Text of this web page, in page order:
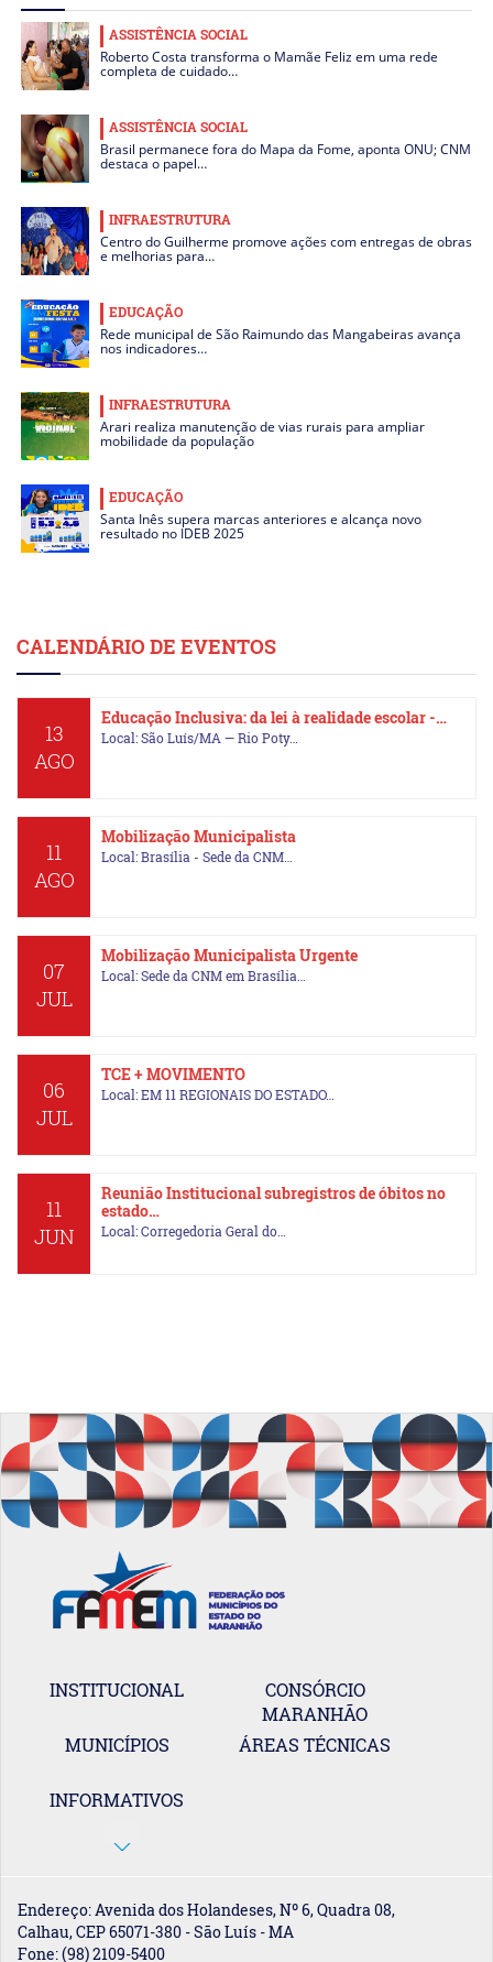
ASSISTÊNCIA SOCIAL
Roberto Costa transforma o Mamãe Feliz em uma rede
completa de cuidado…
ASSISTÊNCIA SOCIAL
Brasil permanece fora do Mapa da Fome, aponta ONU; CNM
destaca o papel…
INFRAESTRUTURA
Centro do Guilherme promove ações com entregas de obras
e melhorias para…
EDUCAÇÃO
Rede municipal de São Raimundo das Mangabeiras avança
nos indicadores…
INFRAESTRUTURA
Arari realiza manutenção de vias rurais para ampliar
mobilidade da população
EDUCAÇÃO
Santa Inês supera marcas anteriores e alcança novo
resultado no IDEB 2025
CALENDÁRIO DE EVENTOS
13
AGO
Educação Inclusiva: da lei à realidade escolar -…
Local: São Luís/MA — Rio Poty…
11
AGO
Mobilização Municipalista
Local: Brasília - Sede da CNM…
07
JUL
Mobilização Municipalista Urgente
Local: Sede da CNM em Brasília…
06
JUL
TCE + MOVIMENTO
Local: EM 11 REGIONAIS DO ESTADO…
11
JUN
Reunião Institucional subregistros de óbitos no
estado…
Local: Corregedoria Geral do…
INSTITUCIONAL
CONSÓRCIO
MARANHÃO
MUNICÍPIOS
ÁREAS TÉCNICAS
INFORMATIVOS
Endereço: Avenida dos Holandeses, Nº 6, Quadra 08,
Calhau, CEP 65071-380 - São Luís - MA
Fone: (98) 2109-5400